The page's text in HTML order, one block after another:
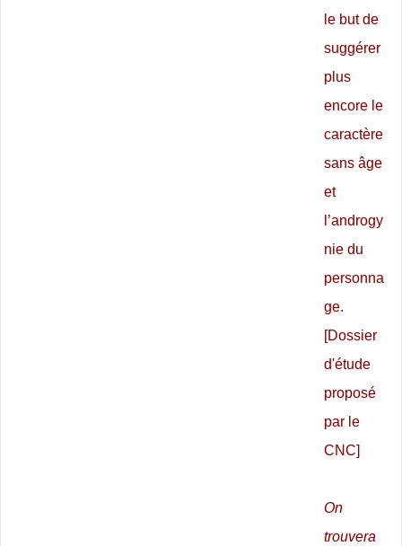
le but de
suggérer
plus
encore le
caractère
sans âge
et
l’androgy
nie du
personna
ge.
[Dossier
d'étude
proposé
par le
CNC]
On
trouvera